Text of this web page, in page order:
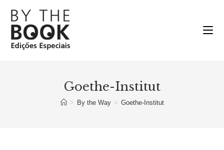
para
conteúdo
Goethe-Institut
> By the Way > Goethe-Institut